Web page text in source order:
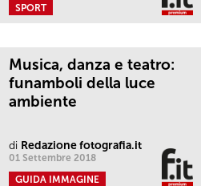
SPORT
Musica, danza e teatro:
funamboli della luce
ambiente
di Redazione fotografia.it
01 Settembre 2018
GUIDA IMMAGINE